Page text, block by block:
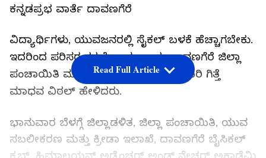
ಕನ್ನಡಪ್ರಭ ವಾರ್ತೆ ದಾವಣಗೆರೆ
ವಿದ್ಯಾರ್ಥಿಗಳು, ಯುವಜನರಲ್ಲಿ ಸೈಕಲ್ ಬಳಕೆ ಹೆಚ್ಚಾಗಬೇಕು.
ಇದರಿಂದ ಪರಿಸರ ರಕ್ಷಣೆ ಸಾಧ್ಯ ಎಂದು ದಾವಣಗೆರೆ ಜಿಲ್ಲಾ
ಪಂಚಾಯಿತಿ ಮುಖ್ಯ ಕಾರ್ಯನಿರ್ವಹಣಾಧಿಕಾರಿ ಗಿತ್ತೆ
ಮಾಧವ ವಿಠಲ್ ಹೇಳಿದರು.
ಭಾನುವಾರ ಬೆಳಗ್ಗೆ ಜಿಲ್ಲಾಡಳಿತ, ಜಿಲ್ಲಾ ಪಂಚಾಯಿತಿ, ಯುವ
ಸಬಲೀಕರಣ ಮತ್ತು ಕ್ರೀಡಾ ಇಲಾಖೆ, ದಾವಣಗೆರೆ ಬೈಸಿಕಲ್
Read Full Article